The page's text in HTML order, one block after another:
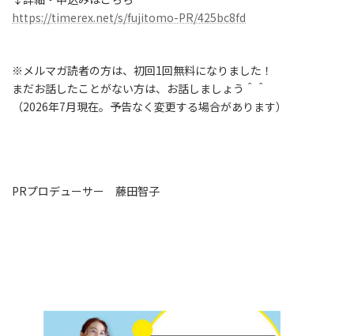
https://timerex.net/s/fujitomo-PR/425bc8fd
※メルマガ読者の方は、初回1回無料になりました！
まだお話したことがない方は、お話しましょう＾＾
（2026年7月現在。予告なく変更する場合があります）
PRプロデューサー 藤田智子